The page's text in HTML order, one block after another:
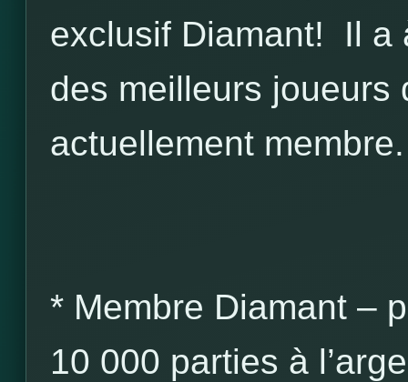
exclusif Diamant! Il a
des meilleurs joueurs
actuellement membre.
* Membre Diamant –
10 000 parties à